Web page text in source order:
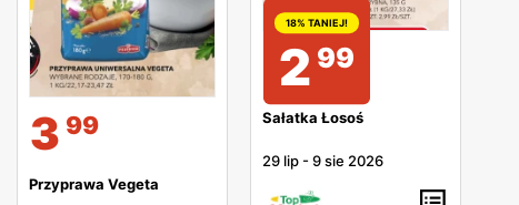
3 99
Przyprawa Vegeta
18% TANIEJ!
2 99
Sałatka Łosoś
29 lip -9 sie 2026